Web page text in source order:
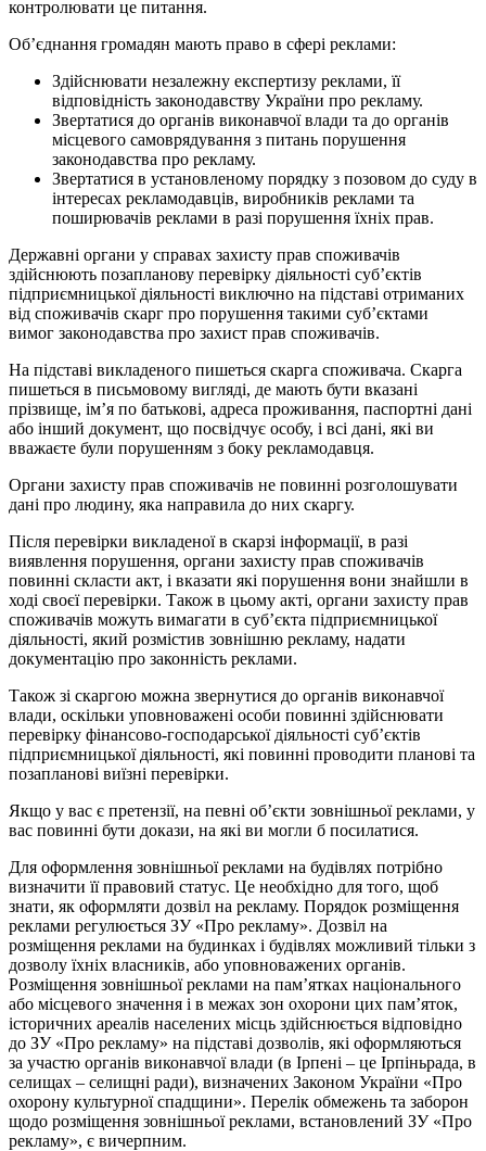
контролювати це питання.
Об’єднання громадян мають право в сфері реклами:
Здійснювати незалежну експертизу реклами, її
відповідність законодавству України про рекламу.
Звертатися до органів виконавчої влади та до органів
місцевого самоврядування з питань порушення
законодавства про рекламу.
Звертатися в установленому порядку з позовом до суду в
інтересах рекламодавців, виробників реклами та
поширювачів реклами в разі порушення їхніх прав.
Державні органи у справах захисту прав споживачів
здійснюють позапланову перевірку діяльності суб’єктів
підприємницької діяльності виключно на підставі отриманих
від споживачів скарг про порушення такими суб’єктами
вимог законодавства про захист прав споживачів.
На підставі викладеного пишеться скарга споживача. Скарга
пишеться в письмовому вигляді, де мають бути вказані
прізвище, ім’я по батькові, адреса проживання, паспортні дані
або інший документ, що посвідчує особу, і всі дані, які ви
вважаєте були порушенням з боку рекламодавця.
Органи захисту прав споживачів не повинні розголошувати
дані про людину, яка направила до них скаргу.
Після перевірки викладеної в скарзі інформації, в разі
виявлення порушення, органи захисту прав споживачів
повинні скласти акт, і вказати які порушення вони знайшли в
ході своєї перевірки. Також в цьому акті, органи захисту прав
споживачів можуть вимагати в суб’єкта підприємницької
діяльності, який розмістив зовнішню рекламу, надати
документацію про законність реклами.
Також зі скаргою можна звернутися до органів виконавчої
влади, оскільки уповноважені особи повинні здійснювати
перевірку фінансово-господарської діяльності суб’єктів
підприємницької діяльності, які повинні проводити планові та
позапланові виїзні перевірки.
Якщо у вас є претензії, на певні об’єкти зовнішньої реклами, у
вас повинні бути докази, на які ви могли б посилатися.
Для оформлення зовнішньої реклами на будівлях потрібно
визначити її правовий статус. Це необхідно для того, щоб
знати, як оформляти дозвіл на рекламу. Порядок розміщення
реклами регулюється ЗУ «Про рекламу». Дозвіл на
розміщення реклами на будинках і будівлях можливий тільки з
дозволу їхніх власників, або уповноважених органів.
Розміщення зовнішньої реклами на пам’ятках національного
або місцевого значення і в межах зон охорони цих пам’яток,
історичних ареалів населених місць здійснюється відповідно
до ЗУ «Про рекламу» на підставі дозволів, які оформляються
за участю органів виконавчої влади (в Ірпені – це Ірпіньрада, в
селищах – селищні ради), визначених Законом України «Про
охорону культурної спадщини». Перелік обмежень та заборон
щодо розміщення зовнішньої реклами, встановлений ЗУ «Про
рекламу», є вичерпним.